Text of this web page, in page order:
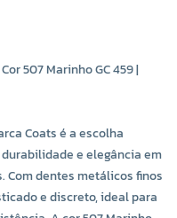
507 Marinho GC 459 |
Coats é a escolha
e elegância em
Com dentes metálicos finos
e discreto, ideal para